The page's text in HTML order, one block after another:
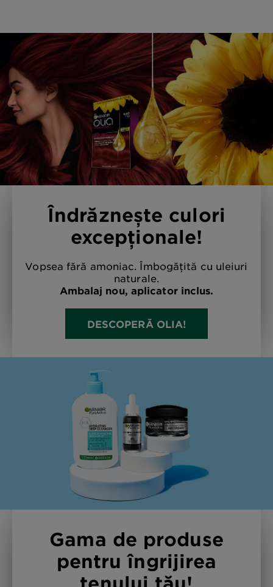
niciodată mai ușor. Distrează-te
schimbându-ți culoarea părului cu
instrumentul nostru virtual de probare.
Îndrăznește culori
excepționale!
Vopsea fără amoniac. Îmbogățită cu uleiuri
naturale.
Ambalaj nou, aplicator inclus.
DESCOPERĂ OLIA!
Gama de produse
pentru îngrijirea
tenului tău!